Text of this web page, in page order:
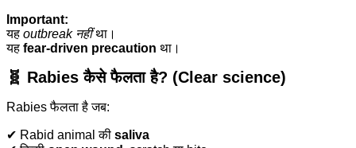
Important:
यह outbreak नहींथा।
यह fear-driven precaution था।
🧬 Rabies कैसे फैलता है? (Clear science)
Rabies फैलता है जब:
✔ Rabid animal की saliva